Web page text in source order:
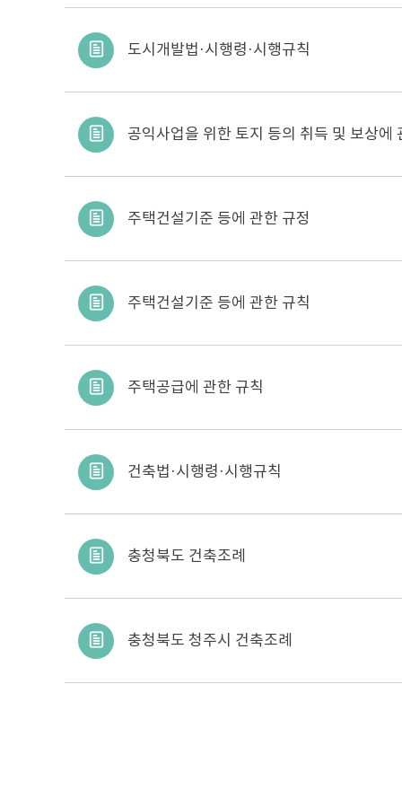
도시개발법·시행령·시행규칙
공익사업을 위한 토지 등의 취득 및 보상에
주택건설기준 등에 관한 규정
주택건설기준 등에 관한 규칙
주택공급에 관한 규칙
건축법·시행령·시행규칙
충청북도 건축조례
충청북도 청주시 건축조례